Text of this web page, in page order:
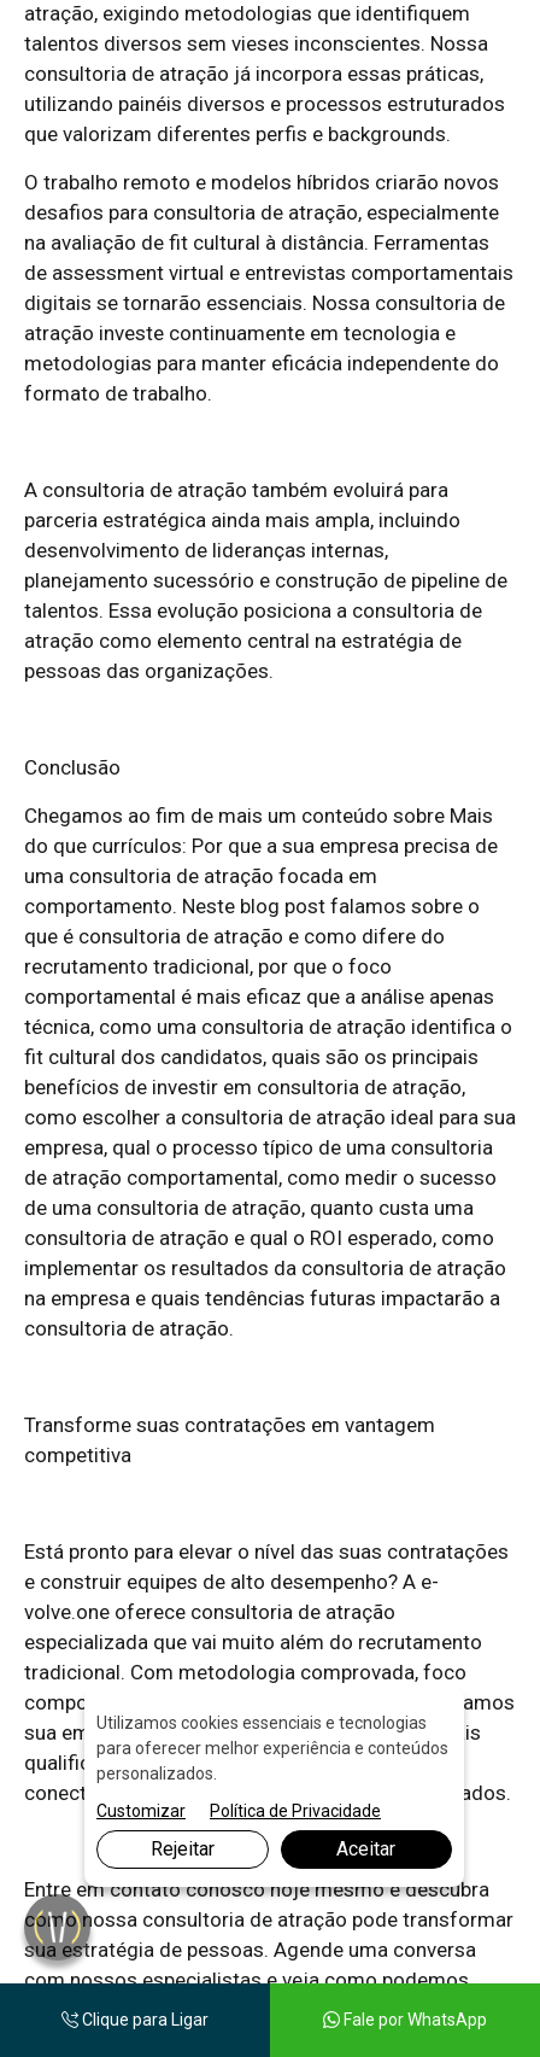
atração, exigindo metodologias que identifiquem
talentos diversos sem vieses inconscientes. Nossa
consultoria de atração já incorpora essas práticas,
utilizando painéis diversos e processos estruturados
que valorizam diferentes perfis e backgrounds.
O trabalho remoto e modelos híbridos criarão novos
desafios para consultoria de atração, especialmente
na avaliação de fit cultural à distância. Ferramentas
de assessment virtual e entrevistas comportamentais
digitais se tornarão essenciais. Nossa consultoria de
atração investe continuamente em tecnologia e
metodologias para manter eficácia independente do
formato de trabalho.
A consultoria de atração também evoluirá para
parceria estratégica ainda mais ampla, incluindo
desenvolvimento de lideranças internas,
planejamento sucessório e construção de pipeline de
talentos. Essa evolução posiciona a consultoria de
atração como elemento central na estratégia de
pessoas das organizações.
Conclusão
Chegamos ao fim de mais um conteúdo sobre Mais
do que currículos: Por que a sua empresa precisa de
uma consultoria de atração focada em
comportamento. Neste blog post falamos sobre o
que é consultoria de atração e como difere do
recrutamento tradicional, por que o foco
comportamental é mais eficaz que a análise apenas
técnica, como uma consultoria de atração identifica o
fit cultural dos candidatos, quais são os principais
benefícios de investir em consultoria de atração,
como escolher a consultoria de atração ideal para sua
empresa, qual o processo típico de uma consultoria
de atração comportamental, como medir o sucesso
de uma consultoria de atração, quanto custa uma
consultoria de atração e qual o ROI esperado, como
implementar os resultados da consultoria de atração
na empresa e quais tendências futuras impactarão a
consultoria de atração.
Transforme suas contratações em vantagem
competitiva
Está pronto para elevar o nível das suas contratações
e construir equipes de alto desempenho? A e-
volve.one oferece consultoria de atração
especializada que vai muito além do recrutamento
tradicional. Com metodologia comprovada, foco
comportamental e resultados mensuráveis, ajudamos
sua empresa a encontrar não apenas profissionais
qualificados, mas talentos que realmente se
conectam com sua cultura e impulsionam resultados.
Entre em contato conosco hoje mesmo e descubra
como nossa consultoria de atração pode transformar
sua estratégia de pessoas. Agende uma conversa
com nossos especialistas e veja como podemos
acelerar o crescimento da sua empresa através de
Clique para Ligar Fale por WhatsApp
Utilizamos cookies essenciais e tecnologias
para oferecer melhor experiência e conteúdos
personalizados.
Customizar
Política de Privacidade
Rejeitar Aceitar